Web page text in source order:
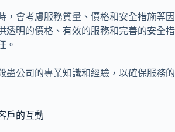
，會考慮服務質量、價格和安全措施等因
透明的價格、有效的服務和完善的安全措
。
蟲公司的專業知識和經驗，以確保服務的
戶的互動